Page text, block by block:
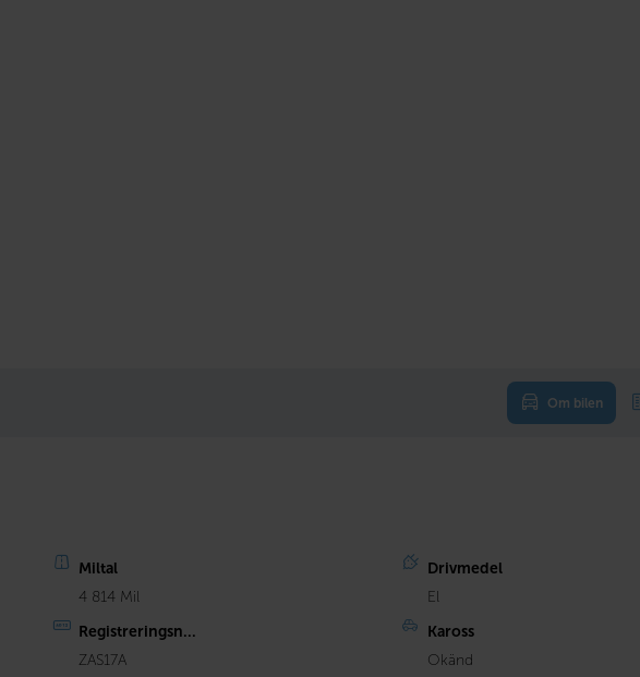
Om bilen
Miltal
4 814 Mil
Drivmedel
El
Registreringsn...
ZAS17A
Kaross
Okänd